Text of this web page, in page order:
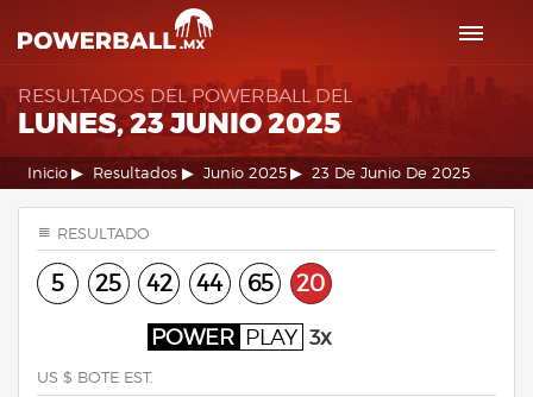
RESULTADOS DEL POWERBALL DEL
LUNES, 23 JUNIO 2025
Inicio Resultados Junio 2025 23 De Junio De 2025
RESULTADO
5 25 42 44 65 20
POWER PLAY 3x
US $ BOTE EST.